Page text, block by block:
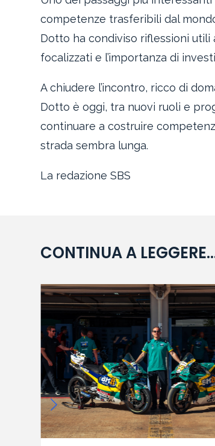
competenze trasferibili dal
Dotto ha condiviso riflessioni utili
focalizzati e l’importanza di
A chiudere l’incontro, ricco di
Dotto è oggi, tra nuovi ruoli e
continuare a costruire
strada sembra lunga.
La redazione SBS
CONTINUA A